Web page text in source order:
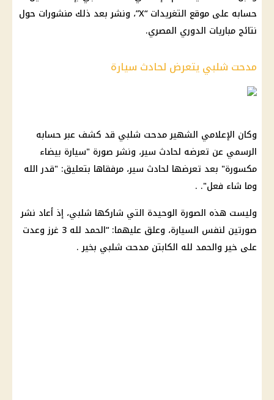
حسابه على موقع التغريدات “X”، ونشر بعد ذلك منشورات حول
نتائج مباريات الدوري المصري.
مدحت شلبي يتعرض لحادث سيارة
وكان الإعلامي الشهير مدحت شلبي قد كشف عبر حسابه
الرسمي عن تعرضه لحادث سير، ونشر صورة "سيارة بيضاء
مكسورة" بعد تعرضها لحادث سير، مرفقاها بتعليق: "قدر الله
وما شاء فعل". .
وليست هذه الصورة الوحيدة التي شاركها شلبي، إذ أعاد نشر
صورتين لنفس السيارة، وعلق عليهما: “الحمد لله 3 غرز وعدت
على خير والحمد لله الكابتن مدحت شلبي بخير .